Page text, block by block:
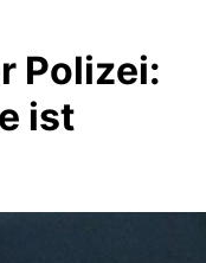
Polizei:
ist